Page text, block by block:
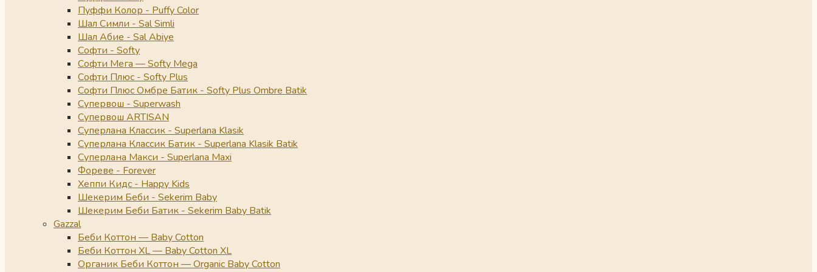
Пуффи Колор - Puffy Color
Шал Симли - Sal Simli
Шал Абие - Sal Abiye
Софти - Softy
Софти Мега — Softy Mega
Софти Плюс - Softy Plus
Софти Плюс Омбре Батик - Softy Plus Ombre Batik
Супервош - Superwash
Супервош ARTISAN
Суперлана Классик - Superlana Klasik
Суперлана Классик Батик - Superlana Klasik Batik
Суперлана Макси - Superlana Maxi
Фореве - Forever
Хеппи Кидс - Happy Kids
Шекерим Беби - Sekerim Baby
Шекерим Беби Батик - Sekerim Baby Batik
Gazzal
Беби Коттон — Baby Cotton
Беби Коттон XL — Baby Cotton XL
Органик Беби Коттон — Organic Baby Cotton